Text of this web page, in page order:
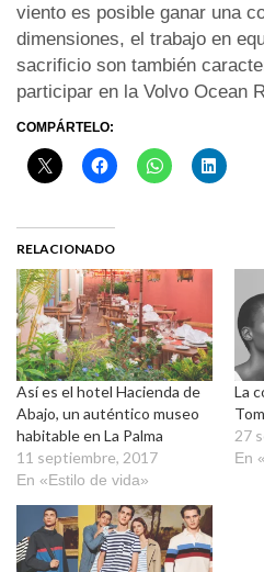
viento es posible ganar una
dimensiones, el trabajo en
sacrificio son también
participar en la Volvo Ocean
COMPÁRTELO:
RELACIONADO
Así es el hotel Hacienda de
Abajo, un auténtico museo
habitable en La Palma
11 septiembre, 2017
En «Estilo de vida»
La
27
En